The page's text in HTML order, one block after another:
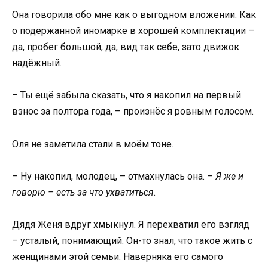
Она говорила обо мне как о выгодном вложении. Как
о подержанной иномарке в хорошей комплектации –
да, пробег большой, да, вид так себе, зато движок
надёжный.
– Ты ещё забыла сказать, что я накопил на первый
взнос за полтора года, – произнёс я ровным голосом.
Оля не заметила стали в моём тоне.
– Ну накопил, молодец, – отмахнулась она. – Я же и
говорю – есть за что ухватиться.
Дядя Женя вдруг хмыкнул. Я перехватил его взгляд
– усталый, понимающий. Он-то знал, что такое жить с
женщинами этой семьи. Наверняка его самого